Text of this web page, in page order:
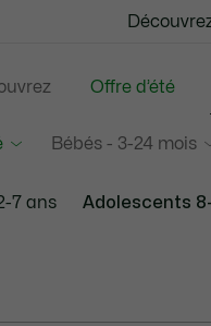
: découvrez notre
Bébés - 3-24 mois
Offre d’été
7 ans Adolescents